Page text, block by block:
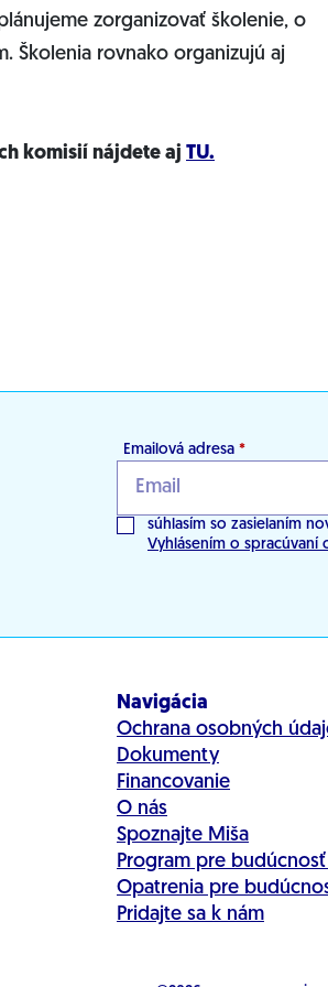
zorganizovať školenie, o
Školenia rovnako organizujú aj
komisií nájdete aj TU.
Emailová adresa *
súhlasím so zasielaním
Vyhlásením o spracúvaní
Navigácia
Ochrana osobných
Dokumenty
Financovanie
O nás
Spoznajte Miša
Program pre budúcnosť
Opatrenia pre
Pridajte sa k nám